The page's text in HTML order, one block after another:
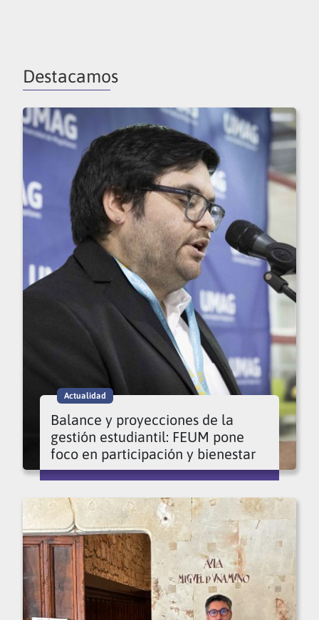
Destacamos
Actualidad
Balance y proyecciones de la
gestión estudiantil: FEUM pone
foco en participación y bienestar